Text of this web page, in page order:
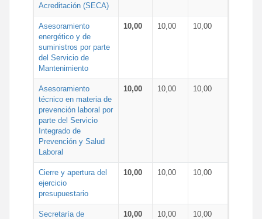
Acreditación (SECA)
Asesoramiento
energético y de
suministros por parte
del Servicio de
Mantenimiento
10,00 10,00 10,00
Asesoramiento
técnico en materia de
prevención laboral por
parte del Servicio
Integrado de
Prevención y Salud
Laboral
10,00 10,00 10,00
Cierre y apertura del
ejercicio
presupuestario
10,00 10,00 10,00
Secretaría de
10,00 10,00 10,00